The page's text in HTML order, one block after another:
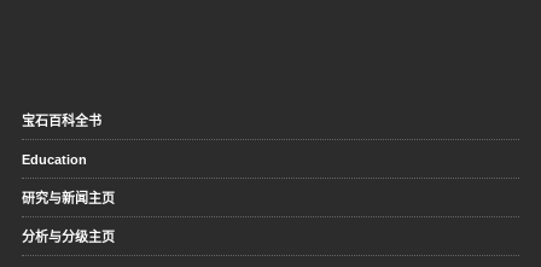
宝石百科全书
Education
研究与新闻主页
分析与分级主页